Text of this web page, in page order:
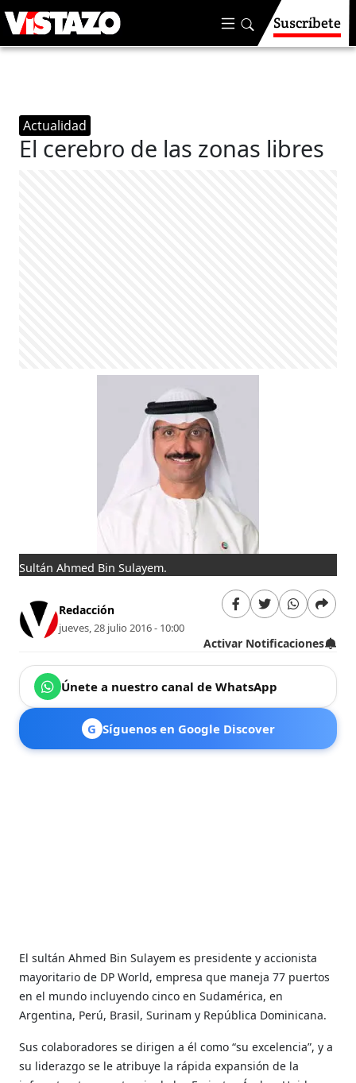
Suscríbete
Actualidad
El cerebro de las zonas libres
Sultán Ahmed Bin Sulayem.
Redacción
jueves, 28 julio 2016 - 10:00
Activar Notificaciones
Únete a nuestro canal de WhatsApp
G Síguenos en Google Discover
El sultán Ahmed Bin Sulayem es presidente y accionista
mayoritario de DP World, empresa que maneja 77 puertos
en el mundo incluyendo cinco en Sudamérica, en
Argentina, Perú, Brasil, Surinam y República Dominicana.
Sus colaboradores se dirigen a él como “su excelencia”, y a
su liderazgo se le atribuye la rápida expansión de la